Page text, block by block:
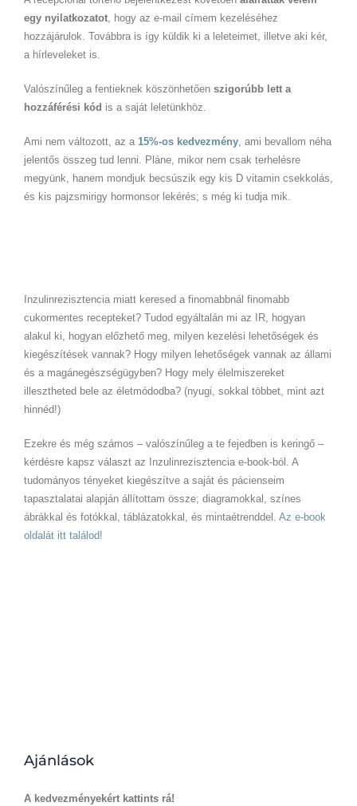
egy nyilatkozatot, hogy az e-mail címem kezeléséhez
hozzájárulok. Továbbra is így küldik ki a leleteimet, illetve aki kér,
a hírleveleket is.
Valószínűleg a fentieknek köszönhetően szigorúbb lett a
hozzáférési kód is a saját leletünkhöz.
Ami nem változott, az a 15%-os kedvezmény, ami bevallom néha
jelentős összeg tud lenni. Pláne, mikor nem csak terhelésre
megyünk, hanem mondjuk becsúszik egy kis D vitamin csekkolás,
és kis pajzsmirigy hormonsor lekérés; s még ki tudja mik.
Inzulinrezisztencia miatt keresed a finomabbnál finomabb
cukormentes recepteket? Tudod egyáltalán mi az IR, hogyan
alakul ki, hogyan előzhető meg, milyen kezelési lehetőségek és
kiegészítések vannak? Hogy milyen lehetőségek vannak az állami
és a magánegészségügyben? Hogy mely élelmiszereket
illesztheted bele az életmódodba? (nyugi, sokkal többet, mint azt
hinnéd!)
Ezekre és még számos – valószínűleg a te fejedben is keringő –
kérdésre kapsz választ az Inzulinrezisztencia e-book-ból. A
tudományos tényeket kiegészítve a saját és pácienseim
tapasztalatai alapján állítottam össze; diagramokkal, színes
ábrákkal és fotókkal, táblázatokkal, és mintaétrenddel. Az e-book
oldalát itt találod!
Ajánlások
A kedvezményekért kattints rá!